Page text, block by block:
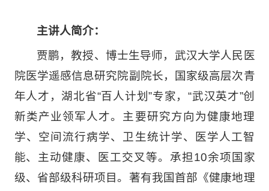
主讲人简介：
贾鹏，教授、博士生导师，武汉大学人民医
院医学遥感信息研究院副院长，国家级高层次青
年人才，湖北省“百人计划”专家，“武汉英才”创
新类产业领军人才。主要研究方向为健康地理
学、空间流行病学、卫生统计学、医学人工智
能、主动健康、医工交叉等。承担10余项国家
级、省部级科研项目。著有我国首部《健康地理